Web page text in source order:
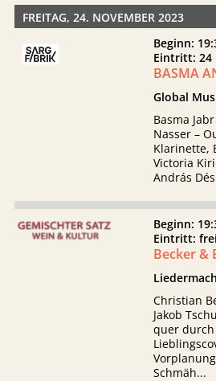
FREITAG, 24. NOVEMBER 2023
Beginn:
Eintritt: 24
BASMA
Global
Basma
Nasser –
Klarinette,
Victoria
András
Beginn:
Eintritt:
Becker &
Christian
Jakob
quer durch
Schmäh...